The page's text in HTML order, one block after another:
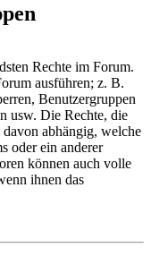
Rechte im Forum.
ausführen; z. B.
Benutzergruppen
usw. Die Rechte, die
abhängig, welche
oder ein anderer
können auch volle
ihnen das